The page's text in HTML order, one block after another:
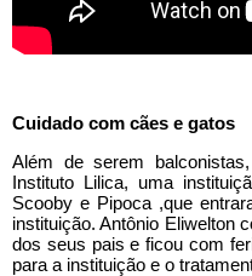
Cuidado com cães e gatos
Além de serem
Instituto Lilica, uma
Scooby e Pipoca ,que
instituição. Antônio Eliwelton
dos seus pais e ficou com
para a instituição e o